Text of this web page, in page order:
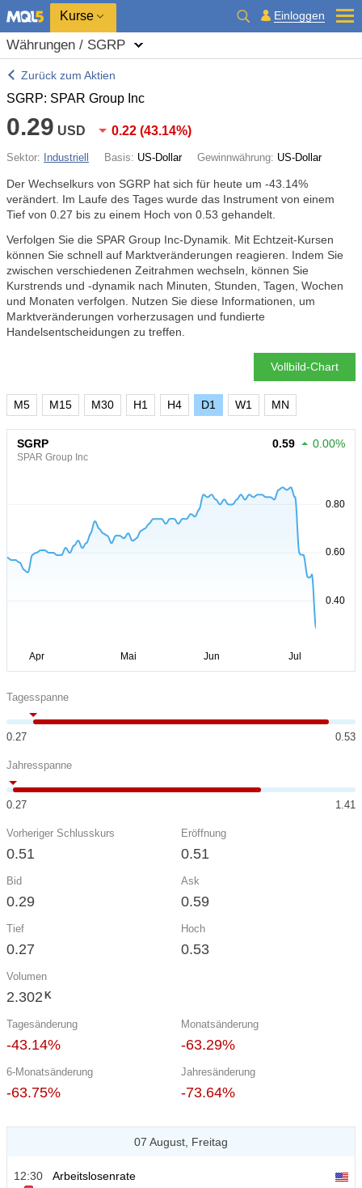
Kurse Einloggen
Währungen / SGRP
Zurück zum Aktien
SGRP: SPAR Group Inc
0.29 USD 0.22 (43.14%)
Sektor: Industriell Basis: US-Dollar Gewinnwährung: US-Dollar
Der Wechselkurs von SGRP hat sich für heute um -43.14%
verändert. Im Laufe des Tages wurde das Instrument von einem
Tief von 0.27 bis zu einem Hoch von 0.53 gehandelt.
Verfolgen Sie die SPAR Group Inc-Dynamik. Mit Echtzeit-Kursen
können Sie schnell auf Marktveränderungen reagieren. Indem Sie
zwischen verschiedenen Zeitrahmen wechseln, können Sie
Kurstrends und -dynamik nach Minuten, Stunden, Tagen, Wochen
und Monaten verfolgen. Nutzen Sie diese Informationen, um
Marktveränderungen vorherzusagen und fundierte
Handelsentscheidungen zu treffen.
Vollbild-Chart
M5 M15 M30 H1 H4 D1 W1 MN
SGRP
SPAR Group Inc
0.59 0.00%
Tagesspanne
0.27 0.53
Jahresspanne
0.27 1.41
Vorheriger Schlusskurs
0.51
Eröffnung
0.51
Bid
0.29
Ask
0.59
Tief
0.27
Hoch
0.53
Volumen
2.302 K
Tagesänderung
-43.14%
Monatsänderung
-63.29%
6-Monatsänderung
-63.75%
Jahresänderung
-73.64%
07 August, Freitag
12:30
Arbeitslosenrate